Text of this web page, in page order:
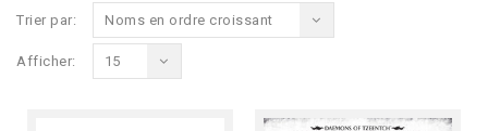
Trier par: Noms en ordre croissant
Afficher: 15